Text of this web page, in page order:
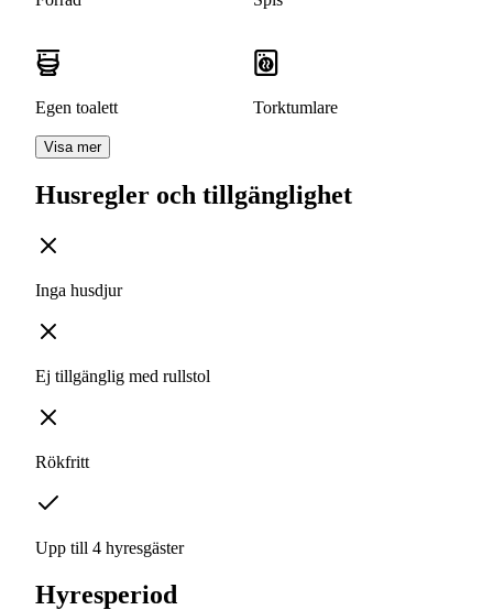
Egen toalett Torktumlare
Visa mer
Husregler och tillgänglighet
Inga husdjur
Ej tillgänglig med rullstol
Rökfritt
Upp till 4 hyresgäster
Hyresperiod